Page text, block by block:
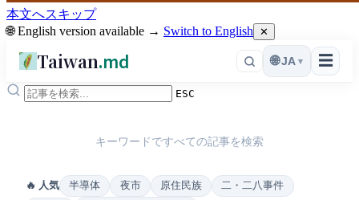
本文へスキップ
🌐 English version available → Switch to English ✕
Taiwan.md ☰
🌐 JA ▾
ESC
キーワードですべての記事を検索
🔥 人気 半導体 夜市 原住民族
二・二八事件